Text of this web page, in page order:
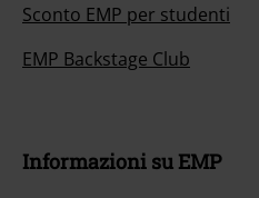
Sconto EMP per studenti
EMP Backstage Club
Informazioni su EMP